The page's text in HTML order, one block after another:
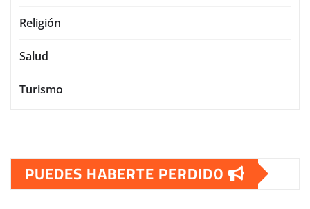
Religión
Salud
Turismo
PUEDES HABERTE PERDIDO